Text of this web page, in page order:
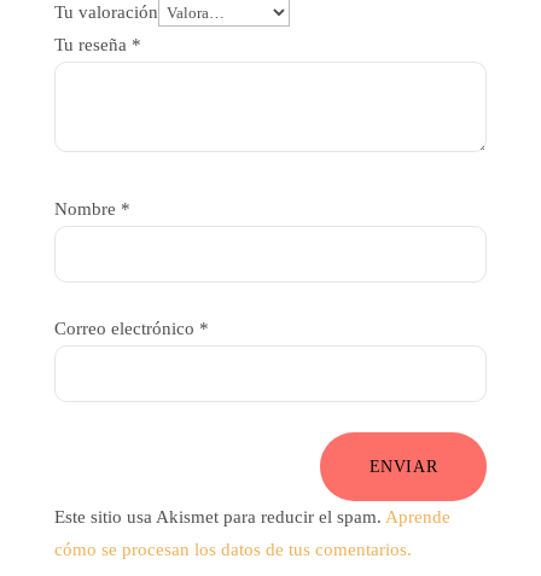
Tu valoración
Tu reseña *
Nombre *
Correo electrónico *
ENVIAR
Este sitio usa Akismet para reducir el spam. Aprende
cómo se procesan los datos de tus comentarios.